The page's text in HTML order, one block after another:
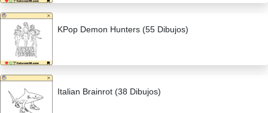
KPop Demon Hunters (55 Dibujos)
Italian Brainrot (38 Dibujos)